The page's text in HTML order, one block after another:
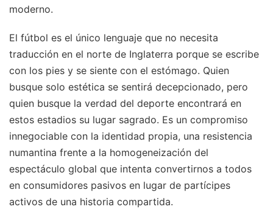
moderno.
El fútbol es el único lenguaje que no necesita
traducción en el norte de Inglaterra porque se escribe
con los pies y se siente con el estómago. Quien
busque solo estética se sentirá decepcionado, pero
quien busque la verdad del deporte encontrará en
estos estadios su lugar sagrado. Es un compromiso
innegociable con la identidad propia, una resistencia
numantina frente a la homogeneización del
espectáculo global que intenta convertirnos a todos
en consumidores pasivos en lugar de partícipes
activos de una historia compartida.